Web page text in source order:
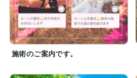
施術のご案内です。